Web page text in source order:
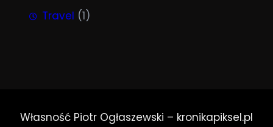
Travel (1)
Własność Piotr Ogłaszewski – kronikapiksel.pl